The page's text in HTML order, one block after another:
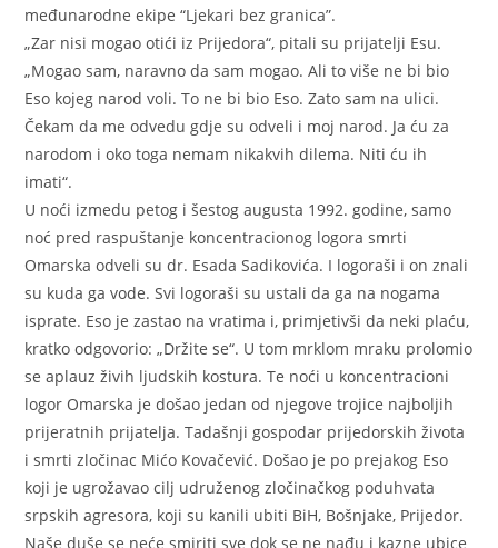
međunarodne ekipe “Ljekari bez granica”.
„Zar nisi mogao otići iz Prijedora“, pitali su prijatelji Esu.
„Mogao sam, naravno da sam mogao. Ali to više ne bi bio
Eso kojeg narod voli. To ne bi bio Eso. Zato sam na ulici.
Čekam da me odvedu gdje su odveli i moj narod. Ja ću za
narodom i oko toga nemam nikakvih dilema. Niti ću ih
imati“.
U noći izmedu petog i šestog augusta 1992. godine, samo
noć pred raspuštanje koncentracionog logora smrti
Omarska odveli su dr. Esada Sadikovića. I logoraši i on znali
su kuda ga vode. Svi logoraši su ustali da ga na nogama
isprate. Eso je zastao na vratima i, primjetivši da neki plaću,
kratko odgovorio: „Držite se“. U tom mrklom mraku prolomio
se aplauz živih ljudskih kostura. Te noći u koncentracioni
logor Omarska je došao jedan od njegove trojice najboljih
prijeratnih prijatelja. Tadašnji gospodar prijedorskih života
i smrti zločinac Mićo Kovačević. Došao je po prejakog Eso
koji je ugrožavao cilj udruženog zločinačkog poduhvata
srpskih agresora, koji su kanili ubiti BiH, Bošnjake, Prijedor.
Naše duše se neće smiriti sve dok se ne nađu i kazne ubice